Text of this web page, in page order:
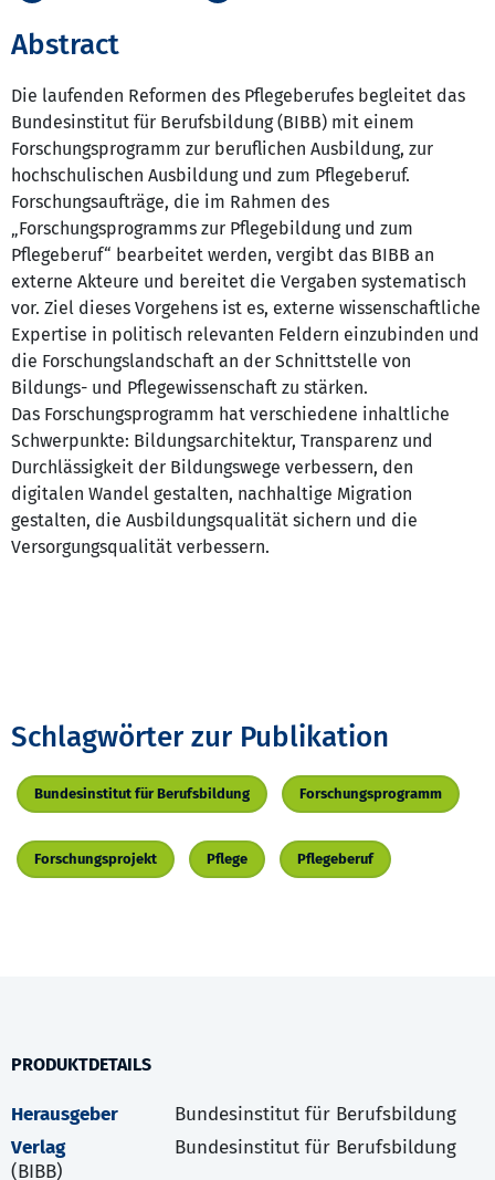
Abstract
Die laufenden Reformen des Pflegeberufes begleitet das
Bundesinstitut für Berufsbildung (BIBB) mit einem
Forschungsprogramm zur beruflichen Ausbildung, zur
hochschulischen Ausbildung und zum Pflegeberuf.
Forschungsaufträge, die im Rahmen des
„Forschungsprogramms zur Pflegebildung und zum
Pflegeberuf“ bearbeitet werden, vergibt das BIBB an
externe Akteure und bereitet die Vergaben systematisch
vor. Ziel dieses Vorgehens ist es, externe wissenschaftliche
Expertise in politisch relevanten Feldern einzubinden und
die Forschungslandschaft an der Schnittstelle von
Bildungs- und Pflegewissenschaft zu stärken.
Das Forschungsprogramm hat verschiedene inhaltliche
Schwerpunkte: Bildungsarchitektur, Transparenz und
Durchlässigkeit der Bildungswege verbessern, den
digitalen Wandel gestalten, nachhaltige Migration
gestalten, die Ausbildungsqualität sichern und die
Versorgungsqualität verbessern.
Schlagwörter zur Publikation
Bundesinstitut für Berufsbildung Forschungsprogramm
Forschungsprojekt Pflege Pflegeberuf
PRODUKTDETAILS
Herausgeber
Bundesinstitut für Berufsbildung
Verlag
Bundesinstitut für Berufsbildung
(BIBB)